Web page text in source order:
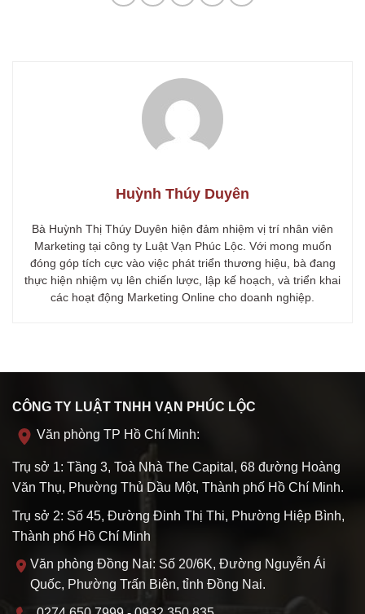
Huỳnh Thúy Duyên
Bà Huỳnh Thị Thúy Duyên hiện đảm nhiệm vị trí nhân viên
Marketing tại công ty Luật Vạn Phúc Lộc. Với mong muốn
đóng góp tích cực vào việc phát triển thương hiệu, bà đang
thực hiện nhiệm vụ lên chiến lược, lập kế hoạch, và triển khai
các hoạt động Marketing Online cho doanh nghiệp.
CÔNG TY LUẬT TNHH VẠN PHÚC LỘC
Văn phòng TP Hồ Chí Minh:
Trụ sở 1: Tầng 3, Toà Nhà The Capital, 68 đường Hoàng
Văn Thụ, Phường Thủ Dầu Một, Thành phố Hồ Chí Minh.
Trụ sở 2: Số 45, Đường Đinh Thị Thi, Phường Hiệp Bình,
Thành phố Hồ Chí Minh
Văn phòng Đồng Nai: Số 20/6K, Đường Nguyễn Ái
Quốc, Phường Trấn Biên, tỉnh Đồng Nai.